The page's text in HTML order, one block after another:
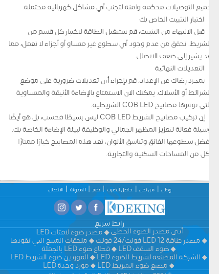
جميع التوصيلات محكمة وآمنة لتجنب أي مشاكل كهربائية محتملة.
اختبار التثبيت الخاص بك
قبل الانتهاء من التثبيت، قم بتشغيل الطاقة لاختبار كل قسم من
الشريط. تحقق من عدم وجود أي سطوع غير متساو أو أجزاء لا تعمل، مما
قد يشير إلى ضعف الاتصال.
التعديلات النهائية
بمجرد رضاك ​​عن الإعداد، قم بإجراء أي تعديلات ضرورية على موضع
الشرائط أو الأسلاك. يمكنك الآن الاستمتاع بالإضاءة الأنيقة والمتساوية
التي توفرها مصابيح COB LED الشريطية.
إن تركيب مصابيح الشريط COB LED ليس بسيطًا فحسب، بل هو أيضًا
وسيلة فعالة لتعزيز المظهر الجمالي والوظيفة لبيئة الإضاءة الخاصة بك.
بفضل سطوعها الفائق وتناسق الألوان، تعد هذه المصابيح خيارًا ممتازًا
لكل من المساحات السكنية والتجارية.
وطن من نحن حاصل الضرب دعم المدونة الاتصال
رابط سريع
أدى مصدر الضوء الخطي
مصدر ضوء لافتات LED
مصدر طاقة LED 12 فولت/24 فولت
ملحقات المنتج التي تقودها
ضوء السقف LED
قطاع ضوء LED بالجملة
الشركة المصنعة لشريط الضوء LED
الموردين ضوء الشريط LED
مصنع ضوء الشريط LED
مورد وحدة LED